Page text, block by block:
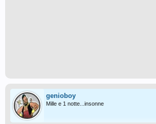
genioboy
Mille e 1 notte...insonne